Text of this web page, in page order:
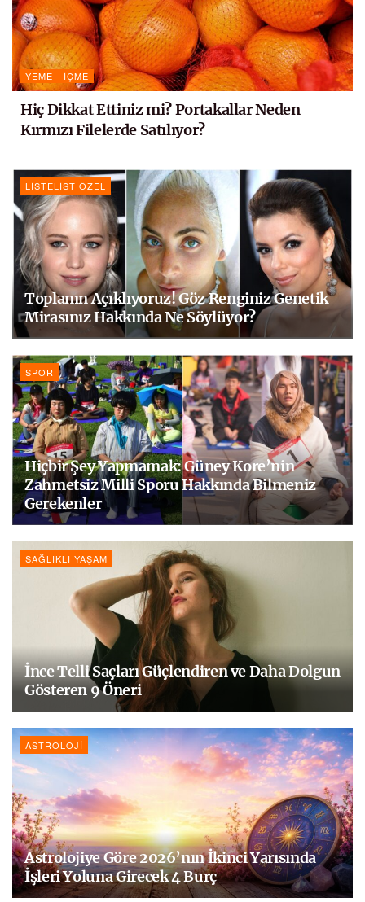
YEME - İÇME
Hiç Dikkat Ettiniz mi? Portakallar Neden
Kırmızı Filelerde Satılıyor?
LISTELIST ÖZEL
Toplanın Açıklıyoruz! Göz Renginiz Genetik
Mirasınız Hakkında Ne Söylüyor?
SPOR
Hiçbir Şey Yapmamak: Güney Kore’nin
Zahmetsiz Milli Sporu Hakkında Bilmeniz
Gerekenler
SAĞLIKLI YAŞAM
İnce Telli Saçları Güçlendiren ve Daha Dolgun
Gösteren 9 Öneri
ASTROLOJI
Astrolojiye Göre 2026’nın İkinci Yarısında
İşleri Yoluna Girecek 4 Burç